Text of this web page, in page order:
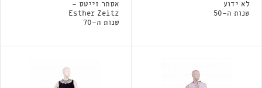
לא ידוע
שנות ה-50
אסתר זייטס -
Esther Zeitz
שנות ה-70